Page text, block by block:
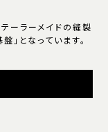
ーラーメイドの縫製
」となっています。